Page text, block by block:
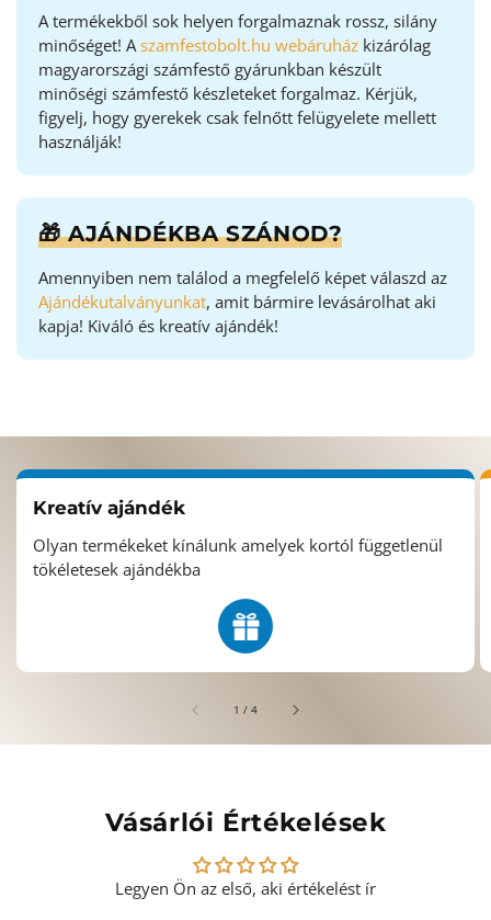
A termékekből sok helyen forgalmaznak rossz, silány
minőséget! A szamfestobolt.hu webáruház kizárólag
magyarországi számfestő gyárunkban készült
minőségi számfestő készleteket forgalmaz. Kérjük,
figyelj, hogy gyerekek csak felnőtt felügyelete mellett
használják!
🎁 AJÁNDÉKBA SZÁNOD?
Amennyiben nem találod a megfelelő képet válaszd az
Ajándékutalványunkat, amit bármire levásárolhat aki
kapja! Kiváló és kreatív ajándék!
Kreatív ajándék
Olyan termékeket kínálunk amelyek kortól függetlenül
tökéletesek ajándékba
1 / /4
Vásárlói Értékelések
Legyen Ön az első, aki értékelést ír